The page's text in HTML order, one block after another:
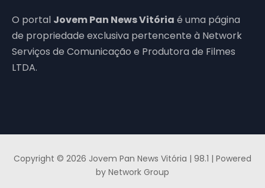
O portal Jovem Pan News Vitória é uma página
de propriedade exclusiva pertencente à Network
Serviços de Comunicação e Produtora de Filmes
LTDA.
Copyright © 2026 Jovem Pan News Vitória | 98.1 | Powered
by Network Group